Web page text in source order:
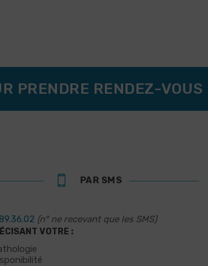
PRENDRE RENDEZ-VOUS
PAR SMS
(n° ne recevant que les SMS)
VOTRE :